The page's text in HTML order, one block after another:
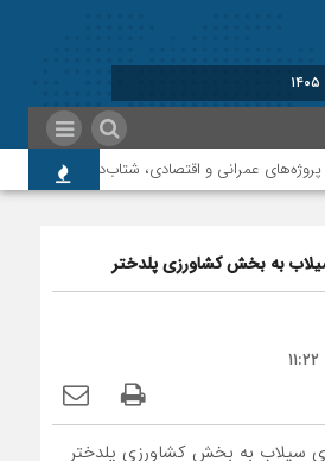
پروژه‌های عمرانی و اقتصادی، شتاب‌دهنده توسعه